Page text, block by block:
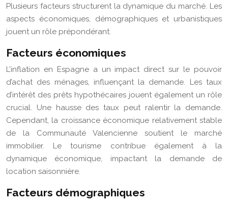
Plusieurs facteurs structurent la dynamique du marché. Les
aspects économiques, démographiques et urbanistiques
jouent un rôle prépondérant.
Facteurs économiques
L’inflation en Espagne a un impact direct sur le pouvoir
d’achat des ménages, influençant la demande. Les taux
d’intérêt des prêts hypothécaires jouent également un rôle
crucial. Une hausse des taux peut ralentir la demande.
Cependant, la croissance économique relativement stable
de la Communauté Valencienne soutient le marché
immobilier. Le tourisme contribue également à la
dynamique économique, impactant la demande de
location saisonnière.
Facteurs démographiques